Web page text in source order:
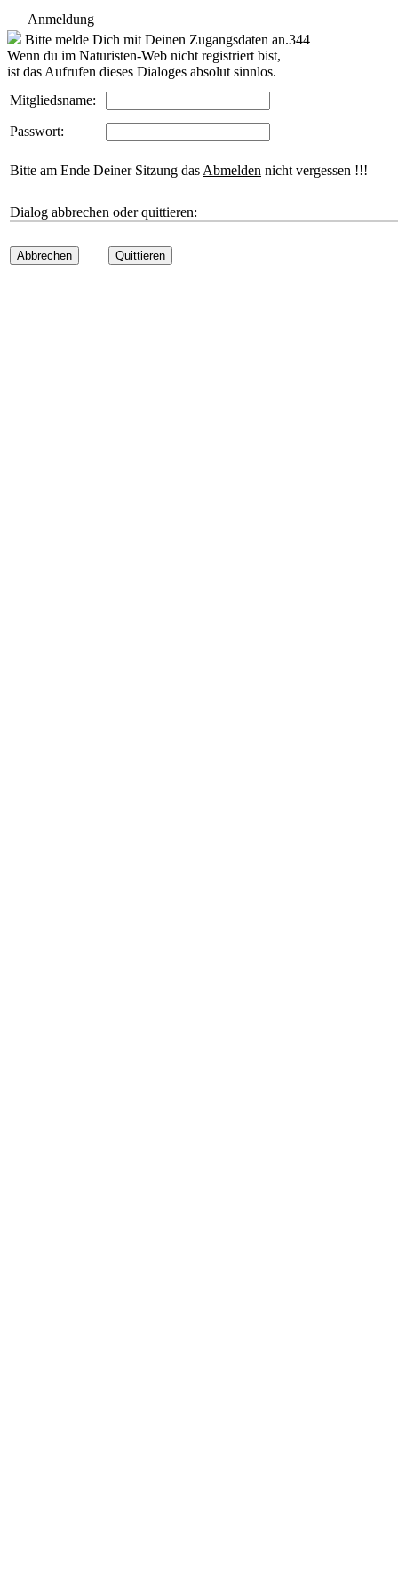
Anmeldung
Bitte melde Dich mit Deinen Zugangsdaten an.344
Wenn du im Naturisten-Web nicht registriert bist,
ist das Aufrufen dieses Dialoges absolut sinnlos.
Mitgliedsname:
Passwort:
Bitte am Ende Deiner Sitzung das Abmelden nicht vergessen !!!
Dialog abbrechen oder quittieren:
Abbrechen Quittieren